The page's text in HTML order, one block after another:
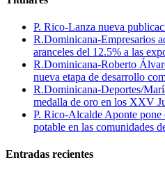
P. Rico-Lanza nueva
R.Dominicana-Empresarios
aranceles del 12.5% a las
R.Dominicana-Roberto
nueva etapa de desarrollo
R.Dominicana-Deportes/
medalla de oro en los XXV
P. Rico-Alcalde Aponte pone
potable en las comunidades
Entradas recientes